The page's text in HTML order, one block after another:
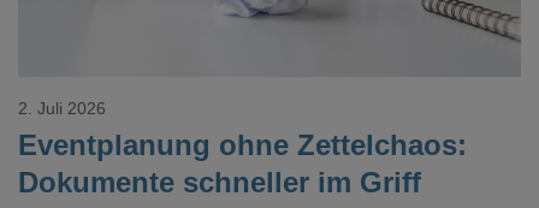
Eventplanung ohne Zettelchaos:
Dokumente schneller im Griff
2. Juli 2026